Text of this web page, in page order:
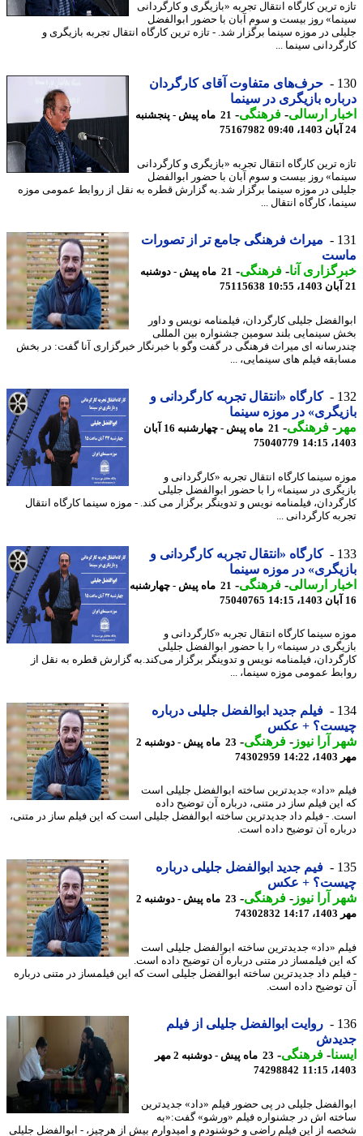
ترین کارگاه انتقال تجربه «بازیگری و کارگردانی
روز بیست و سوم آبان با حضور ابوالفضل
در موزه سینما برگزار شد. - تازه ترین کارگاه انتقال تجربه بازیگری و
سینما ...
حرف‌های متفاوت آقای کارگردان
بازیگری در سینما
ارسالی-فرهنگی-
21 ماه پیش - پنجشنبه
75167982
ترین کارگاه انتقال تجربه «بازیگری و کارگردانی
روز بیست و سوم آبان با حضور ابوالفضل
در موزه سینما برگزار شد.به گزارش قطره به نقل از روابط عمومی موزه
کارگاه انتقال ...
میراث فرهنگی جامع تر از تصورات
آنا- فرهنگی-
21 ماه پیش - دوشنبه
75115638
جلیلی کارگردان، فیلمنامه نویس و داور
سینمایی بلند سومین جشنواره بین المللی
ای میراث فرهنگی در گفت وگو با خبرنگار خبرگزاری آنا گفت: در بخش
فیلم های سینمایی، ...
کارگاه «انتقال تجربه کارگردانی و
در موزه سینما
-فرهنگی-
21 ماه پیش - چهارشنبه 16 آبان
75040779
سینما کارگاه انتقال تجربه «کارگردانی و
در سینما» را با حضور ابوالفضل جلیلی
فیلمنامه نویس و تدوینگر برگزار می کند. - موزه سینما کارگاه انتقال
کارگردانی ...
کارگاه «انتقال تجربه کارگردانی و
در موزه سینما
ارسالی-فرهنگی-
21 ماه پیش - چهارشنبه
75040765
سینما کارگاه انتقال تجربه «کارگردانی و
در سینما» را با حضور ابوالفضل جلیلی
فیلمنامه نویس و تدوینگر برگزار می‌کند.به گزارش قطره به نقل از
عمومی موزه سینما، ...
فیلم جدید ابوالفضل جلیلی درباره
+ عکس
آرا نیوز-فرهنگی-
23 ماه پیش - دوشنبه 2
74302959
«داد» جدیدترین ساخته ابوالفضل جلیلی است
فیلم ساز در متنی، درباره آن توضیح داده
- فیلم داد جدیدترین ساخته ابوالفضل جلیلی است که این فیلم ساز در متنی،
آن توضیح داده است.
فیم جدید ابوالفضل جلیلی درباره
+ عکس
آرا نیوز-فرهنگی-
23 ماه پیش - دوشنبه 2
74302832
«داد» جدیدترین ساخته ابوالفضل جلیلی است
فیلمساز در متنی درباره آن توضیح داده است.
داد جدیدترین ساخته ابوالفضل جلیلی است که این فیلمساز در متنی درباره
داده است.
روایت ابوالفضل جلیلی از فیلم
-فرهنگی-
23 ماه پیش - دوشنبه 2 مهر
74298842
جلیلی در پی حضور فیلم «داد» جدیدترین
اش در جشنواره فیلم «ورشو» گفت:«به
از این فیلم راضی و خوشنودم و امیدوارم بیش از هرچیز، - ابوالفضل جلیلی